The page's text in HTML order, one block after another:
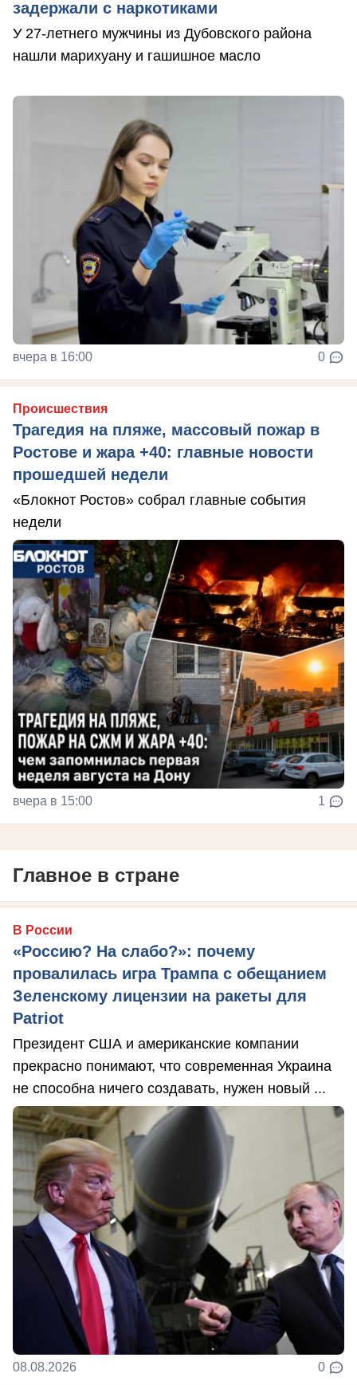
задержали с наркотиками
У 27-летнего мужчины из Дубовского района
нашли марихуану и гашишное масло
вчера в 16:00 0
Происшествия
Трагедия на пляже, массовый пожар в
Ростове и жара +40: главные новости
прошедшей недели
«Блокнот Ростов» собрал главные события
недели
вчера в 15:00 1
Главное в стране
В России
«Россию? На слабо?»: почему
провалилась игра Трампа с обещанием
Зеленскому лицензии на ракеты для
Patriot
Президент США и американские компании
прекрасно понимают, что современная Украина
не способна ничего создавать, нужен новый ...
08.08.2026 0